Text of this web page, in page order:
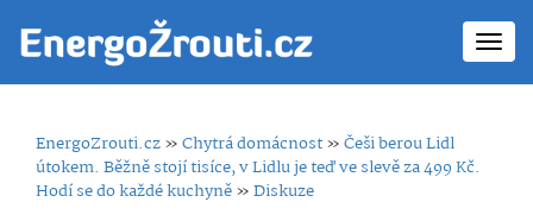
EnergoZrouti.cz»Chytrá domácnost»Češi berou Lidl
útokem. Běžně stojí tisíce, v Lidlu je teď ve slevě za 499 Kč.
Hodí se do každé kuchyně»Diskuze